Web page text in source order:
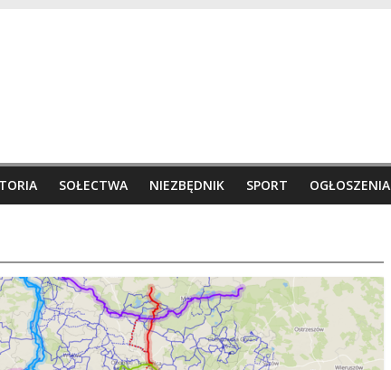
SOŁECTWA NIEZBĘDNIK SPORT OGŁOSZENIA